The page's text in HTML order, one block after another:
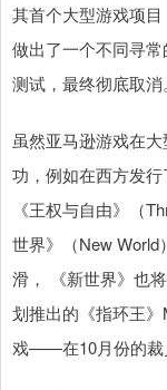
其首个大型游戏项
做出了一个不同寻
测试，最终彻底取消。
虽然亚马逊游戏在
功，例如在西方发
《王权与自由》（
世界》（New
滑， 《新世界》也
划推出的《指环王
戏——在10月份的裁